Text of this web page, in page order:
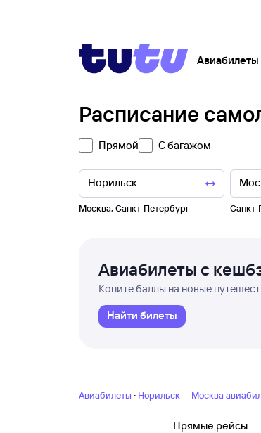
Авиабилеты
Расписание
Прямой С багажом
Москва, Санкт-Петербург Санкт-
Авиабилеты с
Копите баллы на новые
Найти билеты
Авиабилеты · Норильск — Москва
Прямые рейсы